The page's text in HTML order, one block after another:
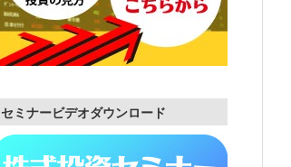
セミナービデオダウンロード